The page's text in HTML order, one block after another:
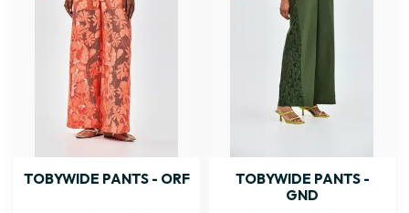
TOBYWIDE PANTS - ORF
TOBYWIDE PANTS -
GND